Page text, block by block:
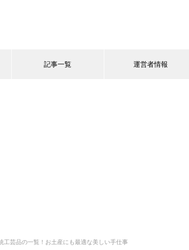
記事一覧 運営者情報
工芸品の一覧！お土産にも最適な美しい手仕事